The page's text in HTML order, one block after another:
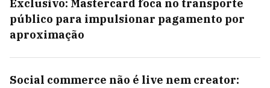
Exclusivo: Mastercard foca no transporte
público para impulsionar pagamento por
aproximação
Social commerce não é live nem creator: